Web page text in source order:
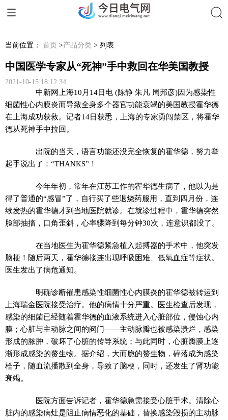
当前位置： 首页 >产品分类 > 列表
中国医学专家从“死神”手中救回在华美国教授
2021-10-15 18:12:34
中新网 上海10月14日电 (陈静 朱凡 周邦彦)因为感染性
细菌性心内膜炎而导致全身多个器官功能衰竭的美国教授霍华德
在上海成功获救。记者14日获悉，上海的专家勇闯禁区，将霍华
德从死神手中拉回。
出院的当天，语言功能还没完全恢复的霍华德，努力举
起手说出了：“THANKS”！
今年年初，常年在江苏工作的霍华德生病了，他以为是
得了普通的“感冒”了，自行买了些退烧药服用，直到四月份，连
续发热的霍华德才到当地医院就诊。在就诊过程中，霍华德突然
脸部抽搐，口角歪斜，心率骤降到每分钟30次，连意识都没了。
在当地医生为霍华德紧急植入起搏器的手术中，他突发
脑梗！随后两天，霍华德接连出现呼吸困难、低氧血症等症状。
医生发出了病危通知。
明确诊断罹患感染性细菌性心内膜炎的霍华德被转运到
上海瑞金医院接受治疗。他的病情十分严重。医生检查后发现，
感染的细菌已经随着霍华德的血液系统进入心脏部位，侵蚀心内
膜；心脏与主动脉之间的阀门——主动脉瓣也被感染溃烂，感染
形成的脓肿，破坏了心脏的传导系统；与此同时，心脏瓣膜上逐
渐形成感染的赘生物。据介绍，大而脆的赘生物，碎落成为感染
栓子，随血流播散到全身，导致了脑梗，同时，还发生了肾功能
衰竭。
医院方面告诉记者，霍华德急需接受心脏手术。清除心
脏内的感染病灶是阻止病情恶化的基础，替换感染毁损的主动脉